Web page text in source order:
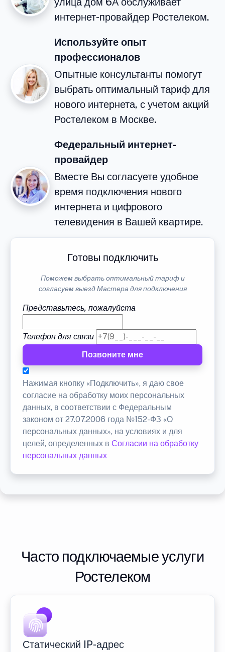
интернет-провайдер Ростелеком.
Используйте опыт
профессионалов
Опытные консультанты помогут
выбрать оптимальный тариф для
нового интернета, с учетом акций
Ростелеком в Москве.
Федеральный интернет-
провайдер
Вместе Вы согласуете удобное
время подключения нового
интернета и цифрового
телевидения в Вашей квартире.
Готовы подключить
Поможем выбрать оптимальный тариф и
согласуем выезд Мастера для подключения
Представьтесь, пожалуйста
Телефон для связи
Позвоните мне
Нажимая кнопку «Подключить», я даю свое
согласие на обработку моих персональных
данных, в соответствии с Федеральным
законом от 27.07.2006 года №152-ФЗ «О
персональных данных», на условиях и для
целей, определенных в Согласии на обработку
персональных данных
Часто подключаемые услуги
Ростелеком
Статический IP-адрес